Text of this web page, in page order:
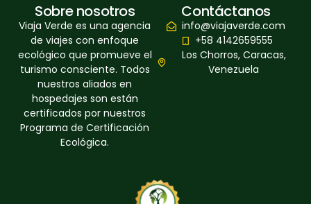
Sobre nosotros
Viaja Verde es una agencia
de viajes con enfoque
ecológico que promueve el
turismo consciente. Todos
nuestros aliados en
hospedajes son están
certificados por nuestros
Programa de Certificación
Ecológica.
Contáctanos
info@viajaverde.com
+58 4142659555
Los Chorros, Caracas,
Venezuela